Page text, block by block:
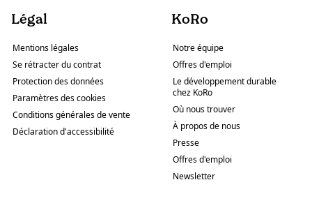
Légal
Mentions légales
Se rétracter du contrat
Protection des données
Paramètres des cookies
Conditions générales de vente
Déclaration d'accessibilité
KoRo
Notre équipe
Offres d'emploi
Le développement durable
chez KoRo
Où nous trouver
À propos de nous
Presse
Offres d'emploi
Newsletter